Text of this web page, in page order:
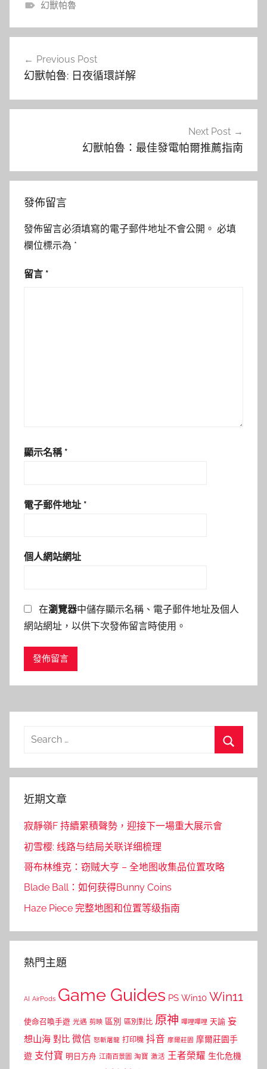
幻獸帕魯
覽
Previous Post
幻獸帕魯: 日夜循環詳解
Next Post
幻獸帕魯：最佳發電帕爾推薦指南
發佈留言
發佈留言必須填寫的電子郵件地址不會公開。 必填
欄位標示為 *
留言 *
顯示名稱 *
電子郵件地址 *
個人網站網址
在瀏覽器中儲存顯示名稱、電子郵件地址及個人
網站網址，以供下次發佈留言時使用。
Search
近期文章
寂靜嶺F 持續累積聲勢，迎接下一場重大展示會
初雪樱: 线路与结局关联详细梳理
哥布林维克：窃贼大亨 – 全地图收集品位置攻略
Blade Ball：如何获得Bunny Coins
Haze Piece 完整地图和位置等级指南
熱門主題
AI AirPods Game Guides PS Win10 Win11
使命召喚手遊 光遇 剪映 區別 區別對比 原神 嗶哩嗶哩 天諭 妄
想山海 對比 微信 怒斬屠龍 打印機 抖音 摩爾莊園 摩爾莊園手
遊 支付寶 明日方舟 江南百景圖 淘寶 激活 王者榮耀 生化危機